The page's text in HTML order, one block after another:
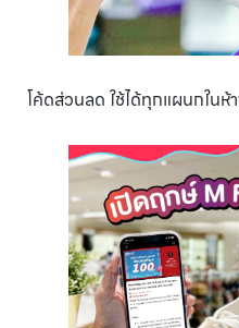
โค้ดส่วนลด ใช้ได้ทุกแผนกในห้